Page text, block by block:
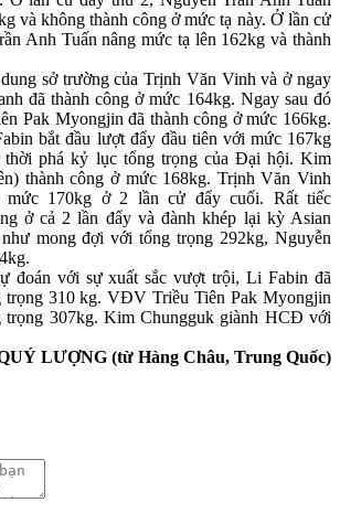
và không thành công ở mức tạ này. Ở lần cử
Anh Tuấn nâng mức tạ lên 162kg và thành
sở trường của Trịnh Văn Vinh và ở ngay
đã thành công ở mức 164kg. Ngay sau đó
Pak Myongjin đã thành công ở mức 166kg.
bắt đầu lượt đẩy đầu tiên với mức 167kg
thời phá kỷ lục tổng trọng của Đại hội. Kim
thành công ở mức 168kg. Trịnh Văn Vinh
mức 170kg ở 2 lần cử đẩy cuối. Rất tiếc
ở cả 2 lần đẩy và đành khép lại kỳ Asian
mong đợi với tổng trọng 292kg, Nguyễn
đoán với sự xuất sắc vượt trội, Li Fabin đã
310 kg. VĐV Triều Tiên Pak Myongjin
trọng 307kg. Kim Chungguk giành HCĐ với
LƯỢNG (từ Hàng Châu, Trung Quốc)